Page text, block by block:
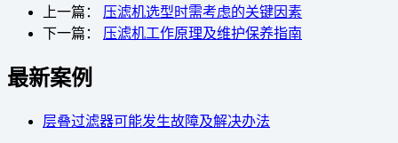
上一篇： 压滤机选型时需考虑的关键因素
下一篇： 压滤机工作原理及维护保养指南
最新案例
层叠过滤器可能发生故障及解决办法